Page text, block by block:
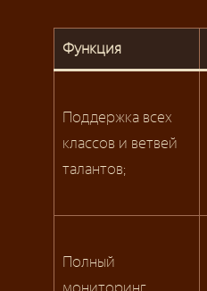
Функция
Поддержка всех
классов и ветвей
талантов;
Полный